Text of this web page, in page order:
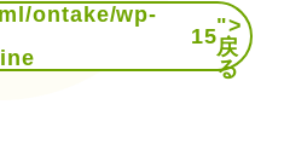
ontake/wp-
15">
戻
る